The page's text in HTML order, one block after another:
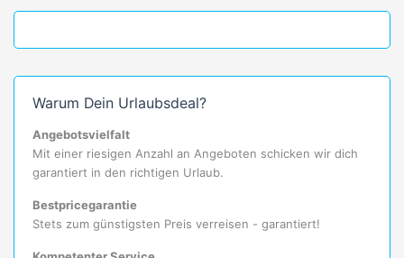
Warum Dein Urlaubsdeal?
Angebotsvielfalt
Mit einer riesigen Anzahl an Angeboten schicken wir dich
garantiert in den richtigen Urlaub.
Bestpricegarantie
Stets zum günstigsten Preis verreisen - garantiert!